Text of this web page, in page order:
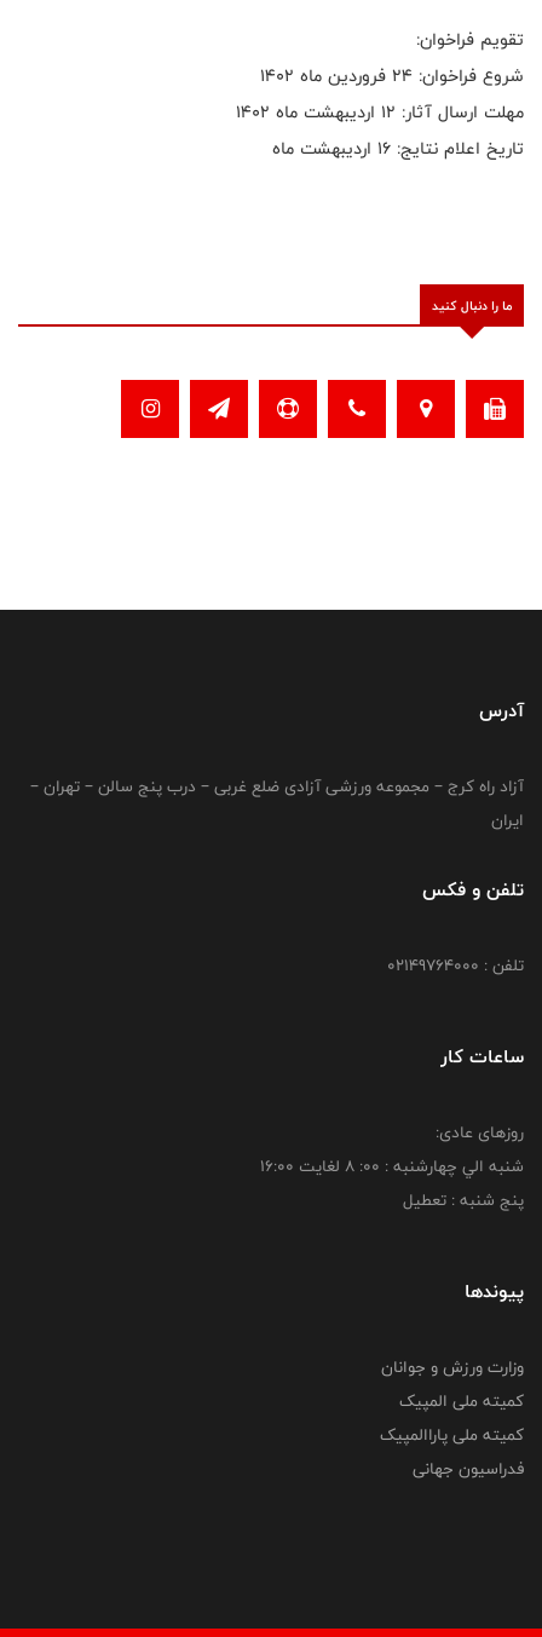
تقویم فراخوان:
شروع فراخوان: ۲4 فروردین ماه ۱۴۰۲
مهلت ارسال آثار: 12 اردیبهشت ماه ۱۴۰۲
تاریخ اعلام نتایج: 16 اردیبهشت ماه
ما را دنبال کنید
آدرس
آزاد راه کرج – مجموعه ورزشی آزادی ضلع غربی – درب پنج سالن – تهران –
ایران
تلفن و فکس
تلفن : 02149764000
ساعات کار
روزهای عادی:
شنبه الي چهارشنبه : 00: 8 لغايت 16:00
پنج شنبه : تعطیل
پیوندها
وزارت ورزش و جوانان
کمیته ملی المپیک
کمیته ملی پاراالمپیک
فدراسیون جهانی